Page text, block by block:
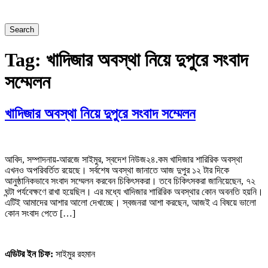
Search
Tag: খাদিজার অবস্থা নিয়ে দুপুরে সংবাদ
সম্মেলন
খাদিজার অবস্থা নিয়ে দুপুরে সংবাদ সম্মেলন
আবিদ, সম্পাদনায়-আরজে সাইমুর, স্বদেশ নিউজ২৪.কম খাদিজার শারিরিক অবস্থা
এখনও অপরিবর্তিত রয়েছে। সর্বশেষ অবস্থা জানাতে আজ দুপুর ১২ টার দিকে
আনুষ্ঠানিকভাবে সংবাদ সম্মেলন করবেন চিকিৎসকরা। তবে চিকিৎসকরা জানিয়েছেন, ৭২
ঘন্টা পর্যবেক্ষণে রাখা হয়েছিল। এর মধ্যে খাদিজার শারিরিক অবস্থার কোন অবনতি হয়নি।
এটিই আমাদের আশার আলো দেখাচ্ছে। স্বজনরা আশা করছেন, আজই এ বিষয়ে ভালো
কোন সংবাদ পেতে […]
এডিটর ইন চিফ: সাইমুর রহমান